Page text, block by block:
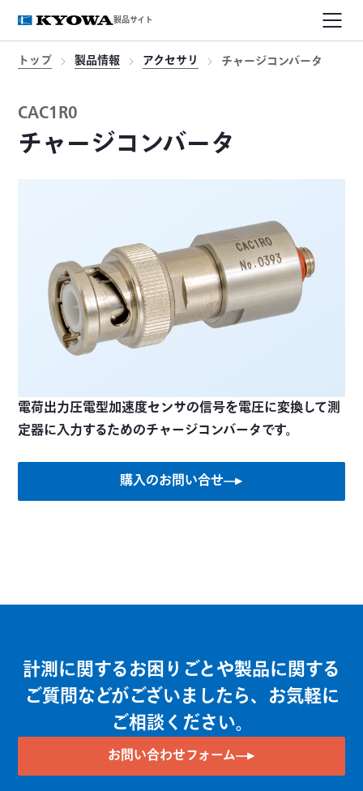
製品サイト
トップ 製品情報 アクセサリ チャージコンバータ
CAC1R0
チャージコンバータ
電荷出力圧電型加速度センサの信号を電圧に変換して測
定器に入力するためのチャージコンバータです。
購入のお問い合せ
計測に関するお困りごとや製品に関する
ご質問などがございましたら、お気軽に
ご相談ください。
お問い合わせフォーム